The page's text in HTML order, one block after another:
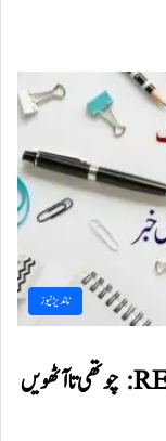
ناندیڑ نیوز
ریڈینٹ انٹرنس اسکریننگ ٹیسٹ REST-2024: چوتھی تا آٹھویں